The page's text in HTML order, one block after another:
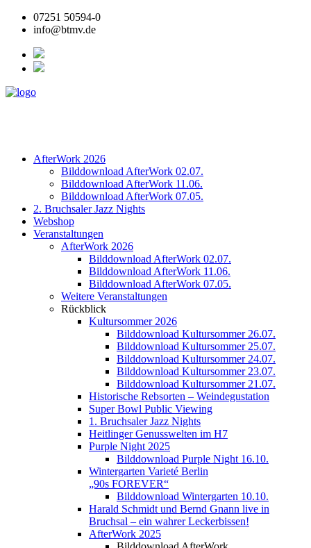
07251 50594-0
info@btmv.de
AfterWork 2026
Bilddownload AfterWork 02.07.
Bilddownload AfterWork 11.06.
Bilddownload AfterWork 07.05.
2. Bruchsaler Jazz Nights
Webshop
Veranstaltungen
AfterWork 2026
Bilddownload AfterWork 02.07.
Bilddownload AfterWork 11.06.
Bilddownload AfterWork 07.05.
Weitere Veranstaltungen
Rückblick
Kultursommer 2026
Bilddownload Kultursommer 26.07.
Bilddownload Kultursommer 25.07.
Bilddownload Kultursommer 24.07.
Bilddownload Kultursommer 23.07.
Bilddownload Kultursommer 21.07.
Historische Rebsorten – Weindegustation
Super Bowl Public Viewing
1. Bruchsaler Jazz Nights
Heitlinger Genusswelten im H7
Purple Night 2025
Bilddownload Purple Night 16.10.
Wintergarten Varieté Berlin
„90s FOREVER“
Bilddownload Wintergarten 10.10.
Harald Schmidt und Bernd Gnann live in
Bruchsal – ein wahrer Leckerbissen!
AfterWork 2025